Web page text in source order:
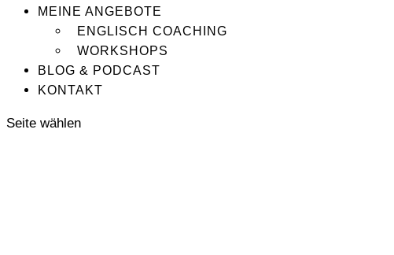
MEINE ANGEBOTE
ENGLISCH COACHING
WORKSHOPS
BLOG & PODCAST
KONTAKT
Seite wählen